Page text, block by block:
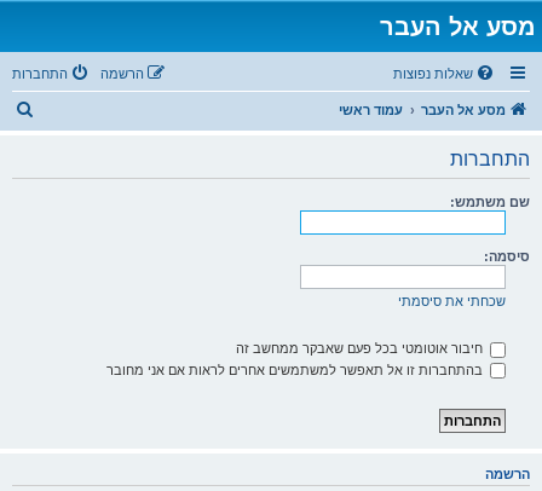
מסע אל העבר
שאלות נפוצות התחברות הרשמה
מסע אל העבר עמוד ראשי
התחברות
שם משתמש:
סיסמה:
שכחתי את סיסמתי
חיבור אוטומטי בכל פעם שאבקר ממחשב זה
בהתחברות זו אל תאפשר למשתמשים אחרים לראות אם אני מחובר
הרשמה